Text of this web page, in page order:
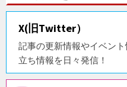
X(旧Twitter）
記事の更新情報やイベン
立ち情報を日々発信！